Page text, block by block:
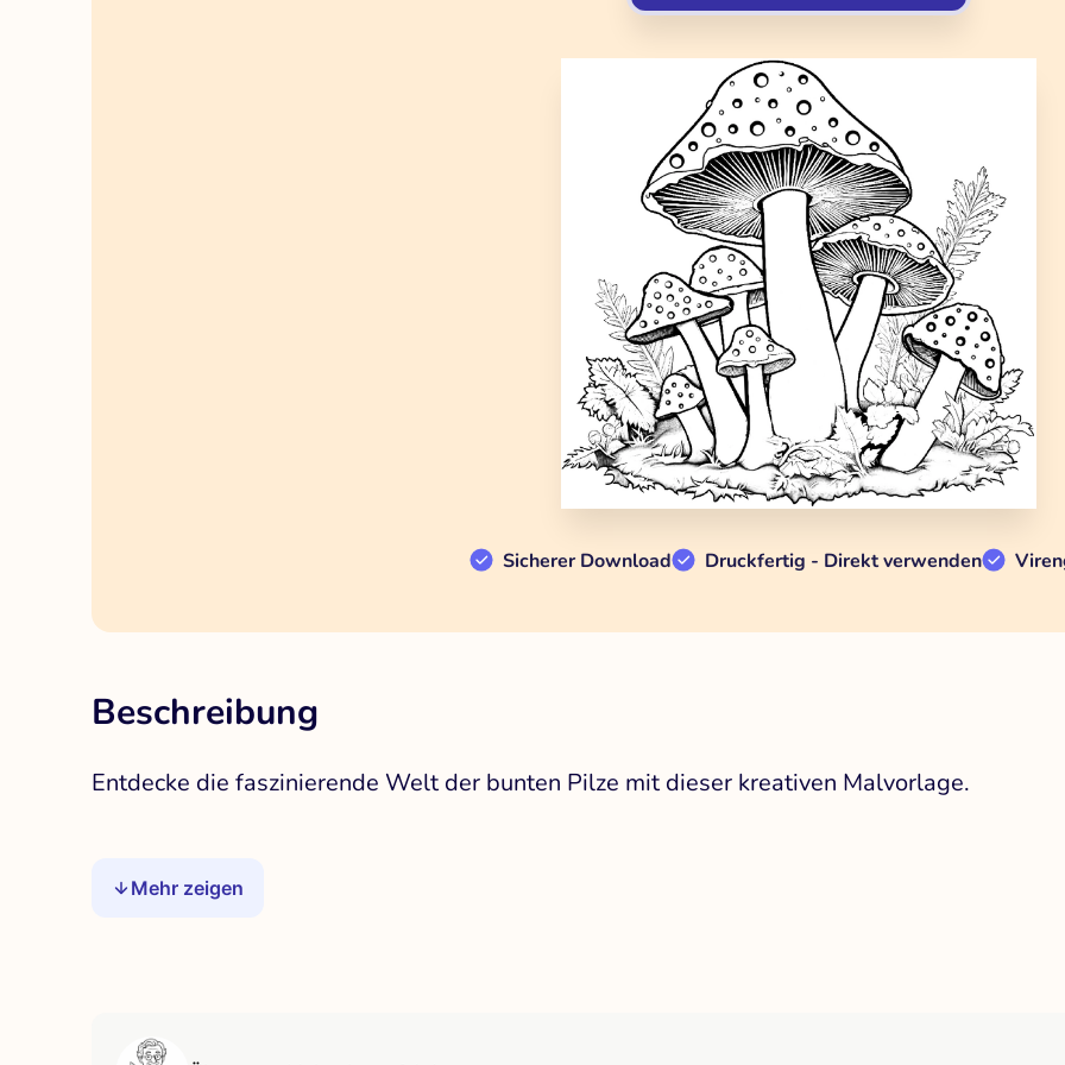
Sicherer Download Druckfertig - Direkt verwenden
Beschreibung
Entdecke die faszinierende Welt der bunten Pilze mit dieser kreativen Malvorlage.
Mehr zeigen